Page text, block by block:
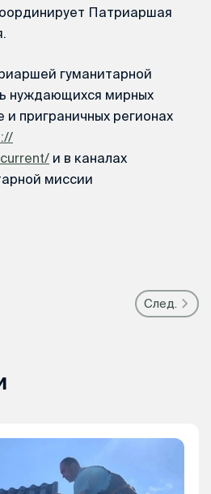
Патриаршая
гуманитарной
нуждающихся мирных
приграничных регионах
и в каналах
миссии
След.